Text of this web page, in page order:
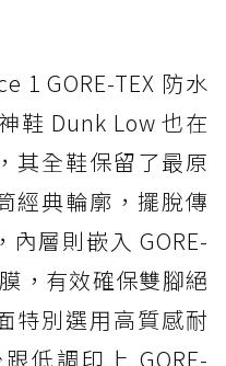
1 GORE-TEX 防水
鞋 Dunk Low 也在
其全鞋保留了最原
經典輪廓，擺脫傳
層則嵌入 GORE-
，有效確保雙腳絕
特別選用高質感耐
低調印上 GORE-